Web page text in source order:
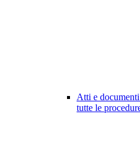
Atti e
tutte le